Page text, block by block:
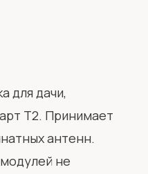
для дачи,
T2. Принимает
антенн.
не